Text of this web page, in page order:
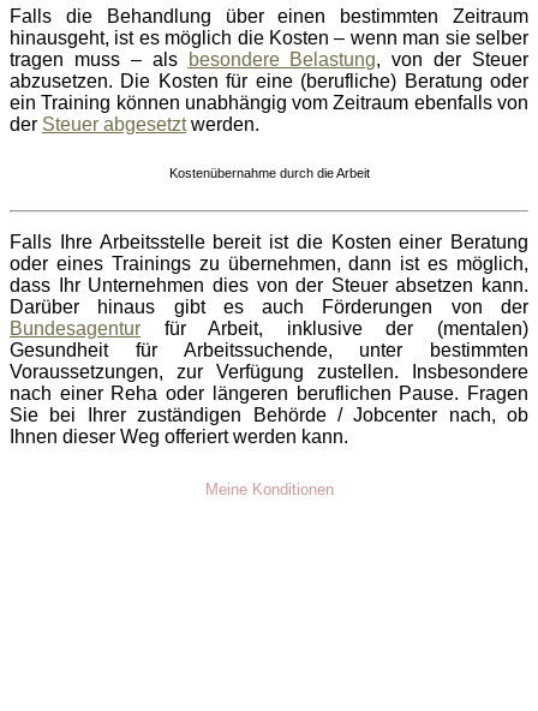
Falls die Behandlung über einen bestimmten Zeitraum
hinausgeht, ist es möglich die Kosten – wenn man sie selber
tragen muss – als
besondere Belastung, von der Steuer
abzusetzen. Die Kosten für eine (berufliche) Beratung oder
ein Training können unabhängig vom Zeitraum ebenfalls von
der Steuer abgesetztwerden.
Kostenübernahme durch die Arbeit
Falls Ihre Arbeitsstelle bereit ist die Kosten einer Beratung
oder eines Trainings zu übernehmen, dann ist es möglich,
dass Ihr Unternehmen dies von der Steuer absetzen kann.
Darüber hinaus gibt es auch Förderungen von der
Bundesagentur für Arbeit, inklusive der (mentalen)
Gesundheit für Arbeitssuchende, unter bestimmten
Voraussetzungen, zur Verfügung zustellen. Insbesondere
nach einer Reha oder längeren beruflichen Pause. Fragen
Sie bei Ihrer zuständigen Behörde / Jobcenter nach, ob
Ihnen dieser Weg offeriert werden kann.
Meine Konditionen